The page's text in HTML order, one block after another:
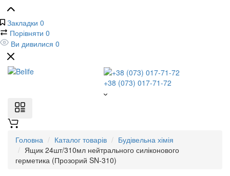
Закладки 0
Порівняти 0
Ви дивилися 0
+38 (073) 017-71-72
Головна Каталог товарів
Будівельна хімія
Ящик 24шт/310мл нейтрального силіконового
герметика (Прозорий SN-310)